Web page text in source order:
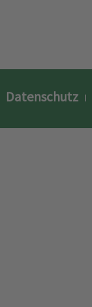
Datenschutz